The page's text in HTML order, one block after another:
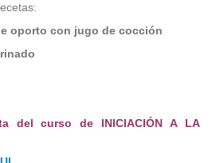
oporto con jugo de cocción
del curso de INICIACIÓN A LA